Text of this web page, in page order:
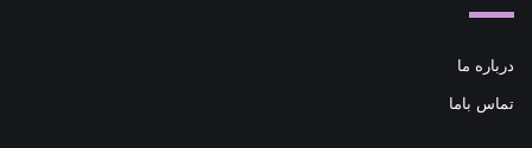
درباره ما
تماس باما